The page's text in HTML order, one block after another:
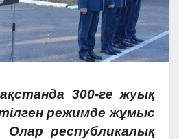
300-ге жуық
режимде жұмыс
Олар республикалық